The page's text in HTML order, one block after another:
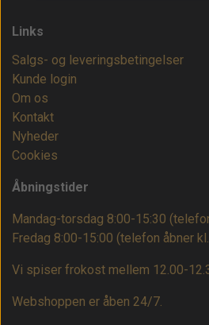
Links
Salgs- og leveringsbetingelser
Kunde login
Om os
Kontakt
Nyheder
Cookies
Åbningstider
Mandag-torsdag 8:00-15:30
Fredag 8:00-15:00 (telefon åbner
Vi spiser frokost mellem 12.00-
Webshoppen er åben 24/7.